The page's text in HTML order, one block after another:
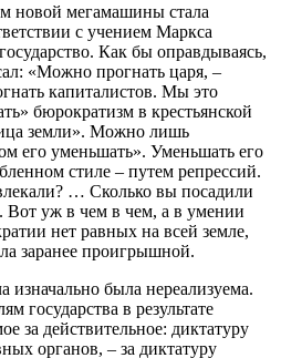
новой мегамашины стала
с учением Маркса
Как бы оправдываясь,
«Можно прогнать царя, –
капиталистов. Мы это
бюрократизм в крестьянской
земли». Можно лишь
его уменьшать». Уменьшать его
стиле – путем репрессий.
… Сколько вы посадили
Вот уж в чем в чем, а в умении
нет равных на всей земле,
заранее проигрышной.
изначально была нереализуема.
государства в результате
за действительное: диктатуру
органов, – за диктатуру